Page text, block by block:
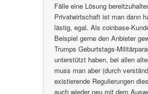
Fälle eine Lösung
Privatwirtschaft ist man dann
lästig, egal. Als coinbase-
Beispiel gerne den Anbieter
Trumps Geburtstags-
unterstützt haben, bei allen
muss man aber (durch
existierende Regulierungen
auch wieder neu mit dem